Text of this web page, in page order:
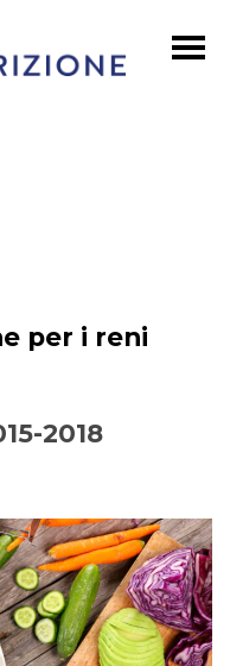
per i reni
2018